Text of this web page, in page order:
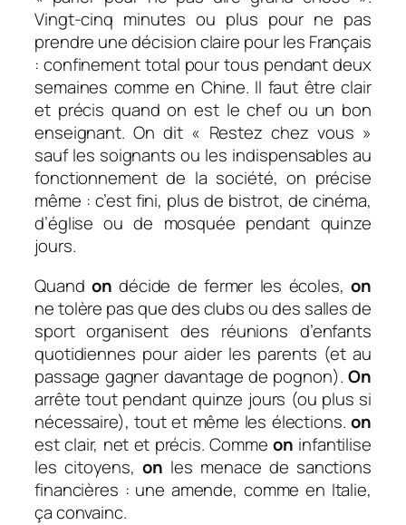
Vingt-cinq minutes ou plus pour ne pas
prendre une décision claire pour les Français
: confinement total pour tous pendant deux
semaines comme en Chine. Il faut être clair
et précis quand on est le chef ou un bon
enseignant. On dit « Restez chez vous »
sauf les soignants ou les indispensables au
fonctionnement de la société, on précise
même : c’est fini, plus de bistrot, de cinéma,
d’église ou de mosquée pendant quinze
jours.
Quand on décide de fermer les écoles,on
ne tolère pas que des clubs ou des salles de
sport organisent des réunions d’enfants
quotidiennes pour aider les parents (et au
passage gagner davantage de pognon).On
arrête tout pendant quinze jours (ou plus si
nécessaire), tout et même les élections.on
est clair, net et précis. Comme on infantilise
les citoyens,on les menace de sanctions
financières : une amende, comme en Italie,
ça convainc.